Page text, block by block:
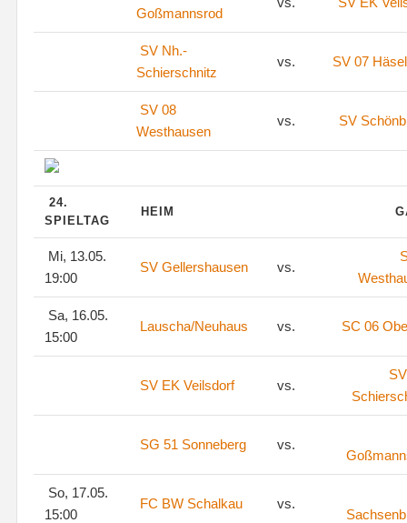
Goßmannsrod
SV Nh.-
Schierschnitz
vs. SV 07
SV 08
Westhausen
vs. SV
24.
SPIELTAG
HEIM
Mi, 13.05.
19:00
SV Gellershausen vs.
Sa, 16.05.
15:00
Lauscha/Neuhaus vs. SC 06
SV EK Veilsdorf vs.
SG 51 Sonneberg vs.
So, 17.05.
15:00
FC BW Schalkau vs.